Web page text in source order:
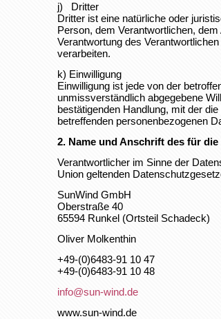
j) Dritter
Dritter ist eine natürliche oder
Person, dem Verantwortlichen,
Verantwortung des
verarbeiten.
k) Einwilligung
Einwilligung ist jede von der
unmissverständlich abgegebene
bestätigenden Handlung, mit der
betreffenden personenbezogenen
2. Name und Anschrift des für
Verantwortlicher im Sinne der
Union geltenden
SunWind GmbH
Oberstraße 40
65594 Runkel (Ortsteil Schadeck)
Oliver Molkenthin
+49-(0)6483-91 10 47
+49-(0)6483-91 10 48
info@sun-wind.de
www.sun-wind.de